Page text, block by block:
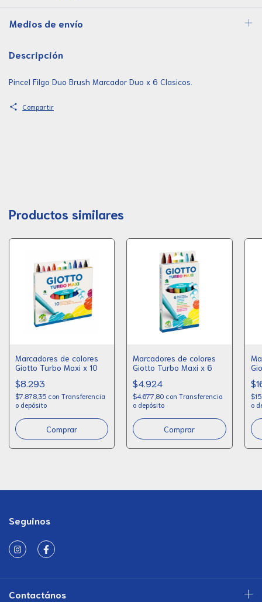
Medios de envío
Descripción
Pincel Filgo Duo Brush Marcador Duo x 6 Clasicos.
Compartir
Productos similares
Marcadores de colores
Giotto Turbo Maxi x 10
$8.293
$7.878,35 con Transferencia
o depósito
Marcadores de colores
Giotto Turbo Maxi x 6
$4.924
$4.677,80 con Transferencia
o depósito
o
Seguinos
Contactános